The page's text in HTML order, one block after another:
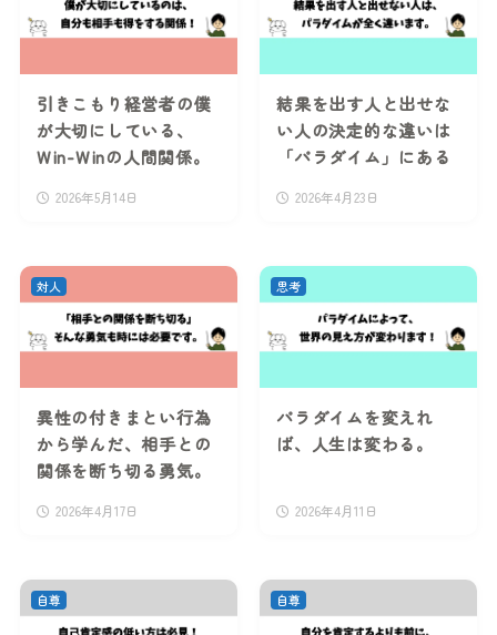
引きこもり経営者の僕
が大切にしている、
Win-Winの人間関係。
2026年5月14日
結果を出す人と出せな
い人の決定的な違いは
「パラダイム」にある
2026年4月23日
異性の付きまとい行為
から学んだ、相手との
関係を断ち切る勇気。
2026年4月17日
対人
パラダイムを変えれ
ば、人生は変わる。
2026年4月11日
思考
自尊 自尊